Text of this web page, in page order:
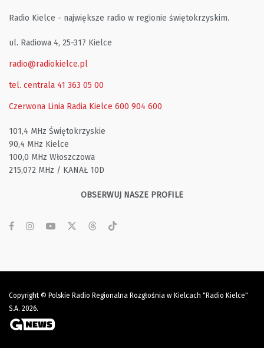
Radio Kielce - największe radio w regionie świętokrzyskim.
ul. Radiowa 4, 25-317 Kielce
radio@radiokielce.pl
tel. centrala 41 363 05 00
Czerwona Linia Radia Kielce 600 904 600
101,4 MHz Świętokrzyskie
90,4 MHz Kielce
100,0 MHz Włoszczowa
215,072 MHz / KANAŁ 10D
OBSERWUJ NASZE PROFILE
Copyright © Polskie Radio Regionalna Rozgłośnia w Kielcach "Radio Kielce"
S.A. 2026.